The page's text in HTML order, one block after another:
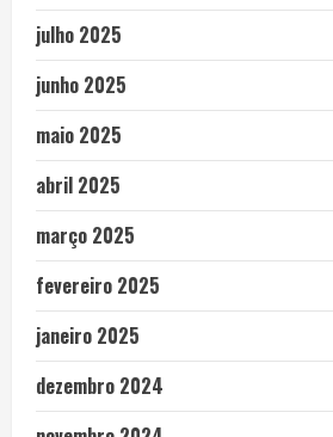
julho 2025
junho 2025
maio 2025
abril 2025
março 2025
fevereiro 2025
janeiro 2025
dezembro 2024